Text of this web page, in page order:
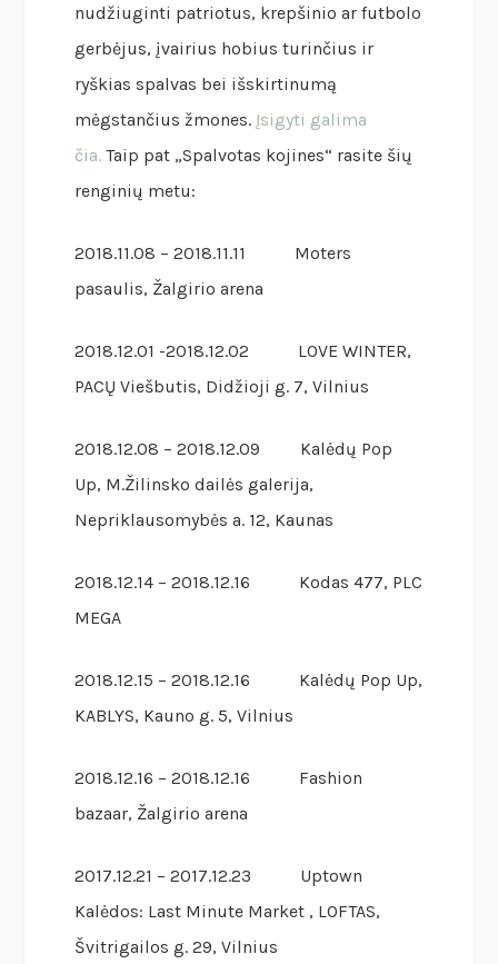
nudžiuginti patriotus, krepšinio ar futbolo
gerbėjus, įvairius hobius turinčius ir
ryškias spalvas bei išskirtinumą
mėgstančius žmones. Įsigyti galima
čia.Taip pat „Spalvotas kojines“ rasite šių
renginių metu:
2018.11.08 – 2018.11.11 Moters
pasaulis, Žalgirio arena
2018.12.01 -2018.12.02 LOVE WINTER,
PACŲ Viešbutis, Didžioji g. 7, Vilnius
2018.12.08 – 2018.12.09 Kalėdų Pop
Up, M.Žilinsko dailės galerija,
Nepriklausomybės a. 12, Kaunas
2018.12.14 – 2018.12.16 Kodas 477, PLC
MEGA
2018.12.15 – 2018.12.16 Kalėdų Pop Up,
KABLYS, Kauno g. 5, Vilnius
2018.12.16 – 2018.12.16 Fashion
bazaar, Žalgirio arena
2017.12.21 – 2017.12.23 Uptown
Kalėdos: Last Minute Market , LOFTAS,
Švitrigailos g. 29, Vilnius